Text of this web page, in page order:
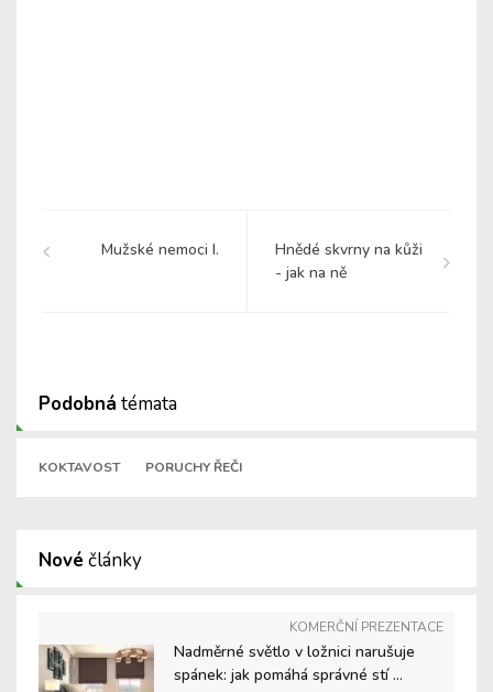
Mužské nemoci I.
Hnědé skvrny na kůži
- jak na ně
Podobná témata
KOKTAVOST PORUCHY ŘEČI
Nové články
KOMERČNÍ PREZENTACE
Nadměrné světlo v ložnici narušuje
spánek: jak pomáhá správné stí ...